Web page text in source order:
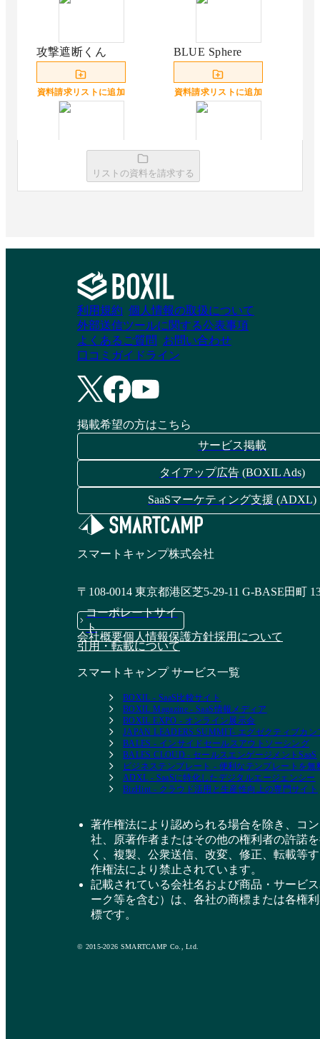
攻撃遮断くん
資料請求リストに追加
BLUE Sphere
資料請求リストに追加
Edition／SiteGuard
Edition
リストの資料を請求する
利用規約 個人情報の取扱について
外部送信ツールに関する公表事項
よくあるご質問
お問い合わせ
口コミガイドライン
掲載希望の方はこちら
サービス掲載
タイアップ広告 (BOXIL Ads)
SaaSマーケティング支援 (ADXL)
スマートキャンプ株式会社
〒108-0014 東京都港区芝5-29-11 G-BASE田町
コーポレートサイ
ト
会社概要個人情報保護方針採用について
引用・転載について
スマートキャンプ サービス一覧
BOXIL - SaaS比較サイト
BOXIL Magazine - SaaS情報メディア
BOXIL EXPO - オンライン展示会
JAPAN LEADERS SUMMIT- エグゼクティブカン
BALES - インサイドセールスアウトソーシング
BALES CLOUD - セールスエンゲージメントSaaS
ビジネステンプレート - 便利なテンプレートを無
ADXL - SaaSに特化したデジタルエージェンシー
BizHint - クラウド活用と生産性向上の専門サイト
著作権法により認められる場合を除き、コ
社、原著作者またはその他の権利者の許諾
く、複製、公衆送信、改変、修正、転載等
作権法により禁止されています。
記載されている会社名および商品・サービ
ーク等を含む）は、各社の商標または各権
標です。
© 2015-2026 SMARTCAMP Co., Ltd.